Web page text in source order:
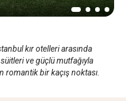
kır otelleri arasında
ve güçlü mutfağıyla
romantik bir kaçış noktası.